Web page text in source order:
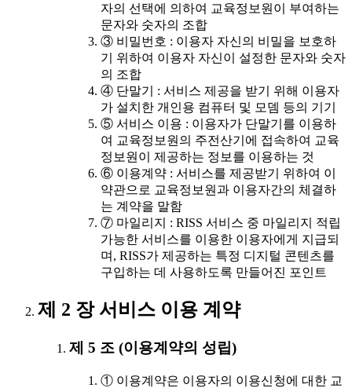
자의 선택에 의하여 교육정보원이 부여하는
문자와 숫자의 조합
③ 비밀번호 : 이용자 자신의 비밀을 보호하
기 위하여 이용자 자신이 설정한 문자와 숫자
의 조합
④ 단말기 : 서비스 제공을 받기 위해 이용자
가 설치한 개인용 컴퓨터 및 모뎀 등의 기기
⑤ 서비스 이용 : 이용자가 단말기를 이용하
여 교육정보원의 주전산기에 접속하여 교육
정보원이 제공하는 정보를 이용하는 것
⑥ 이용계약 : 서비스를 제공받기 위하여 이
약관으로 교육정보원과 이용자간의 체결하
는 계약을 말함
⑦ 마일리지 : RISS 서비스 중 마일리지 적립
가능한 서비스를 이용한 이용자에게 지급되
며, RISS가 제공하는 특정 디지털 콘텐츠를
구입하는 데 사용하도록 만들어진 포인트
제 2 장 서비스 이용 계약
제 5 조 (이용계약의 성립)
① 이용계약은 이용자의 이용신청에 대한 교